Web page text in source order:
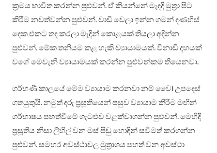
ක්‍රමය භාවිත කරන්න පුළුවන්. ඒ කියන්නේ මැදදී මුත්‍රා පිට
කිරීම නවත්වන්න පුළුවන්. වාඩි වෙලා ඉන්න ගමන් දණහිස්
දෙක එකට තද කරලා මැදින් කොළයක් තියලා අදින්න
පුළුවන්. මේක තනියම කළ හැකි ව්‍යායාමයක්. විනාඩි දහයක්
වගේ මෙවැනි ව්‍යායාමයක් කරන්න පුළුවන්කම තියෙනවා.
ගර්භණී කාලයේ මේම ව්‍යායාම කරනවා නම් වෛi උපදෙස්
ගතයුතුයි. නමුත් දරු ප්‍රසූතියෙන් පසුව ව්‍යායාම කිරීම මඟින්
ගර්භාෂය පහත්වීමේ ගැටළුව වළක්වාගන්න පුළුවන්. මෙහිදී
ප්‍රසූතිය නිසා ලිහිල් වන මස් පිඩු හොඳින් සවිමත් කරගන්න
පුළුවන්. සමහර අවස්ථාවල මුත්‍රාශය පහත් වන අවස්ථා